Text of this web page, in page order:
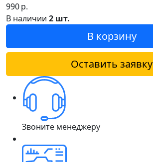
990р.
В наличии 2 шт.
В корзину
Оставить заявку
Звоните менеджеру